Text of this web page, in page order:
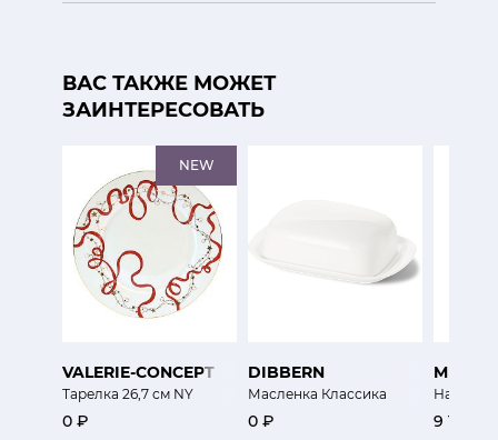
ВАС ТАКЖЕ МОЖЕТ
ЗАИНТЕРЕСОВАТЬ
NEW
VALERIE-CONCEPT
Тарелка 26,7 см NY
0 ₽
DIBBERN
Масленка Классика
0 ₽
MIX-
Набор
9 100 ₽